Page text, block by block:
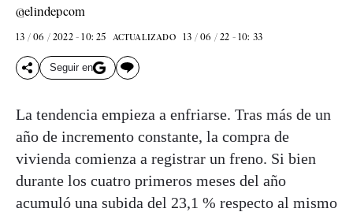
@elindepcom
13 / 06 / 2022 - 10: 25 ACTUALIZADO 13 / 06 / 22 - 10: 33
Seguir en
La tendencia empieza a enfriarse. Tras más de un
año de incremento constante, la compra de
vivienda comienza a registrar un freno. Si bien
durante los cuatro primeros meses del año
acumuló una subida del 23,1 % respecto al mismo